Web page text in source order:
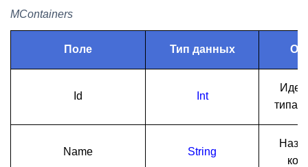
MContainers
Поле Тип данных
Id Int
типа
Name String